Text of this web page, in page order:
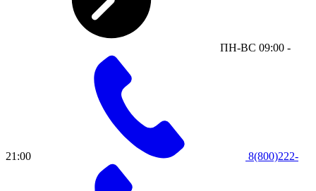
ПН-ВС 09:00 -
21:00 8(800)222-